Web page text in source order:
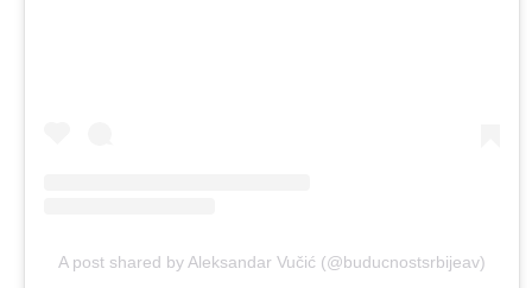
A post shared by Aleksandar Vučić (@buducnostsrbijeav)